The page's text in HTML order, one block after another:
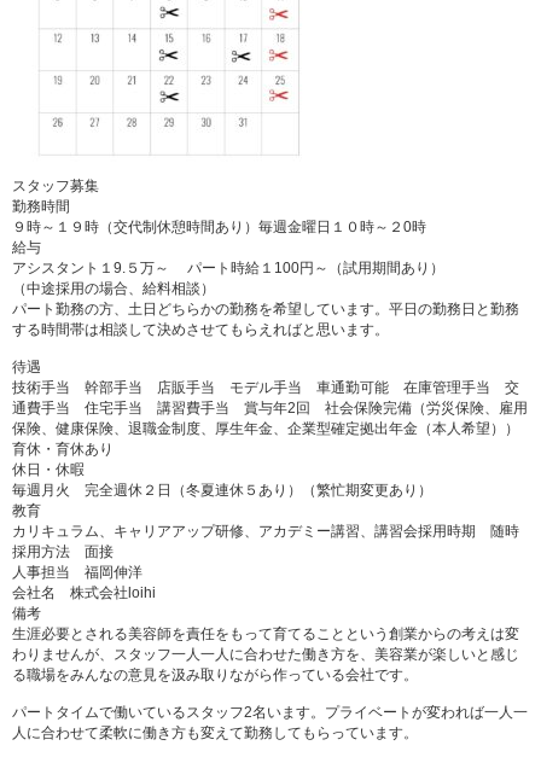
スタッフ募集
勤務時間
９時～１９時（交代制休憩時間あり）毎週金曜日１０時～２0時
給与
アシスタント１9.５万～ パート時給１100円～（試用期間あり）
（中途採用の場合、給料相談）
パート勤務の方、土日どちらかの勤務を希望しています。平日の勤務日と勤務
する時間帯は相談して決めさせてもらえればと思います。
待遇
技術手当 幹部手当 店販手当 モデル手当 車通勤可能 在庫管理手当 交
通費手当 住宅手当 講習費手当 賞与年2回 社会保険完備（労災保険、雇用
保険、健康保険、退職金制度、厚生年金、企業型確定拠出年金（本人希望））
育休・育休あり
休日・休暇
毎週月火 完全週休２日（冬夏連休５あり）（繁忙期変更あり）
教育
カリキュラム、キャリアアップ研修、アカデミー講習、講習会採用時期 随時
採用方法 面接
人事担当 福岡伸洋
会社名 株式会社loihi
備考
生涯必要とされる美容師を責任をもって育てることという創業からの考えは変
わりませんが、スタッフ一人一人に合わせた働き方を、美容業が楽しいと感じ
る職場をみんなの意見を汲み取りながら作っている会社です。
パートタイムで働いているスタッフ2名います。プライベートが変われば一人一
人に合わせて柔軟に働き方も変えて勤務してもらっています。